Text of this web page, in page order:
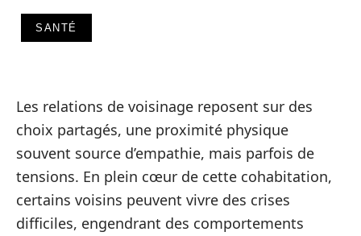
SANTÉ
Les relations de voisinage reposent sur des
choix partagés, une proximité physique
souvent source d’empathie, mais parfois de
tensions. En plein cœur de cette cohabitation,
certains voisins peuvent vivre des crises
difficiles, engendrant des comportements